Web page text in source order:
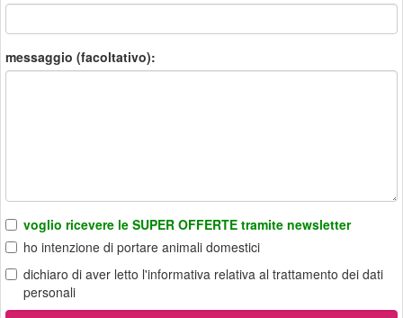
messaggio (facoltativo):
voglio ricevere le SUPER OFFERTE tramite newsletter
ho intenzione di portare animali domestici
dichiaro di aver letto l'informativa relativa al trattamento dei dati
personali